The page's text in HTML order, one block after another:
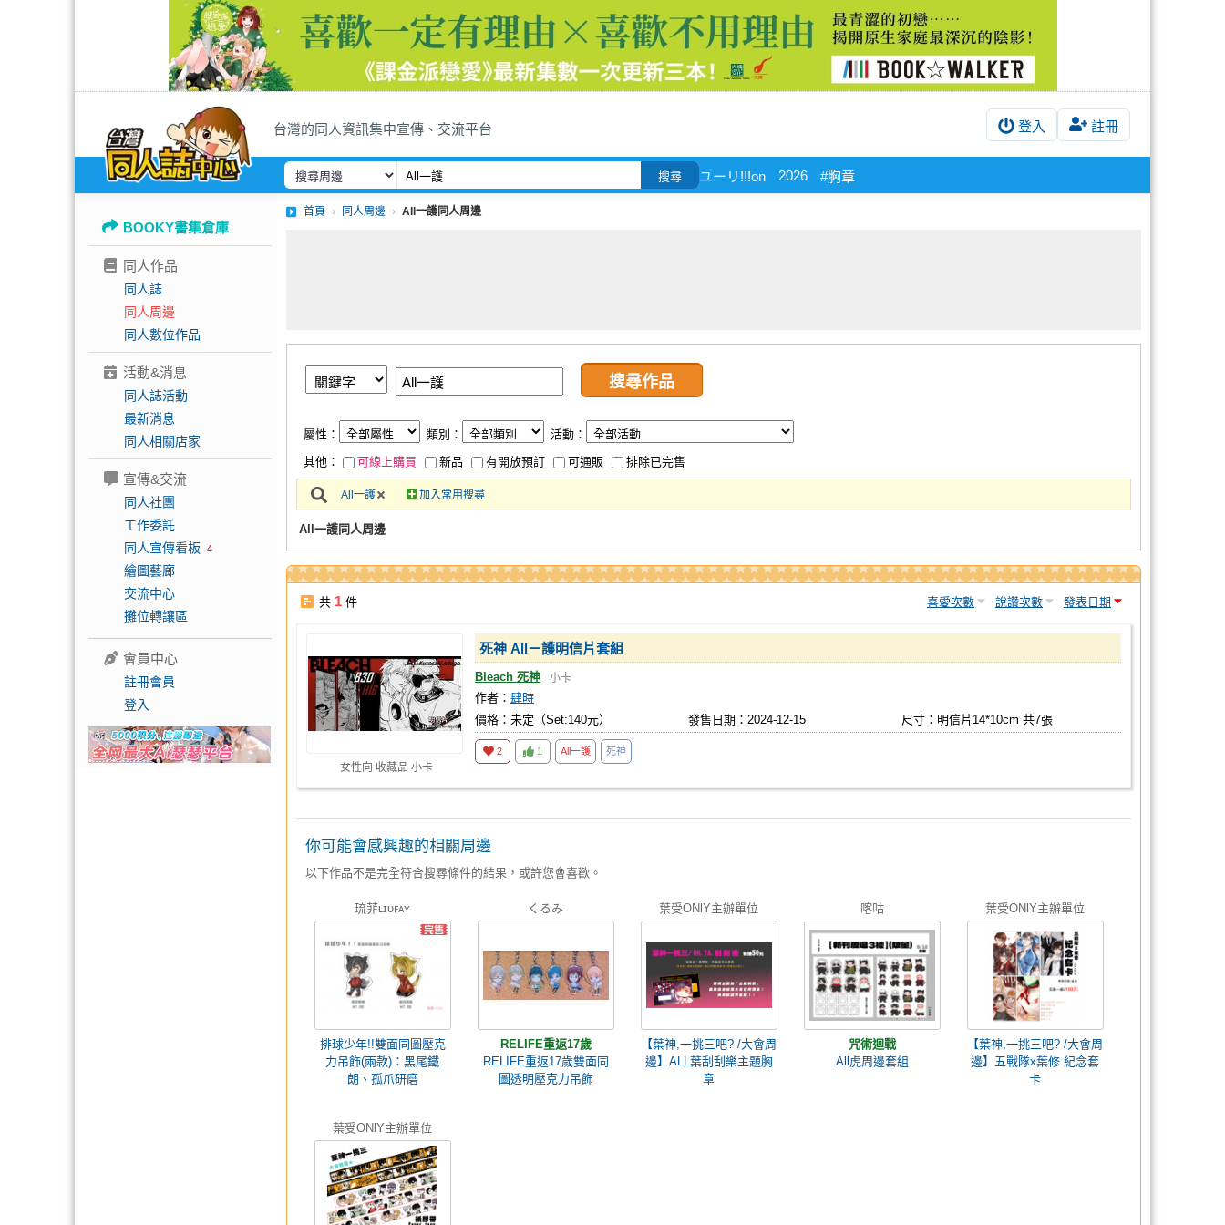
台灣的同人資訊集中宣傳、交流平台 登入 註冊
搜尋 ユーリ!!!on 2026 #胸章
BOOKY書集倉庫
同人作品
同人誌
同人周邊
同人數位作品
活動&消息
同人誌活動
最新消息
同人相關店家
宣傳&交流
同人社團
工作委託
同人宣傳看板 4
繪圖藝廊
交流中心
攤位轉讓區
會員中心
註冊會員
登入
首頁 同人周邊 All一護同人周邊
屬性： 類別：
活動：
其他：
可線上購買 新品 有開放預訂 可通販 排除已完售
All一護 加入常用搜尋
All一護同人周邊
共 1 件 喜愛次數 說讚次數 發表日期
女性向 收藏品 小卡
死神 Allㄧ護明信片套組
Bleach 死神 小卡
作者： 肆時
價格：未定（Set:140元）
發售日期：2024-12-15 尺寸：明信片14*10cm 共7張
2 1 All一護 死神
你可能會感興趣的相關周邊
以下作品不是完全符合搜尋條件的結果，或許您會喜歡。
琉菲ʟɪᴜꜰᴀʏ
排球少年!!雙面同圖壓克
力吊飾(兩款)：黑尾鐵
朗、孤爪研磨
くるみ
RELIFE重返17歲
RELIFE重返17歲雙面同
圖透明壓克力吊飾
葉受ONlY主辦單位
【葉神,一挑三吧? /大會周
邊】ALL葉刮刮樂主題胸
章
喀咕
咒術迴戰
All虎周邊套組
葉受ONlY主辦單位
【葉神,一挑三吧? /大會周
邊】五戰隊x葉修 紀念套
卡
葉受ONlY主辦單位